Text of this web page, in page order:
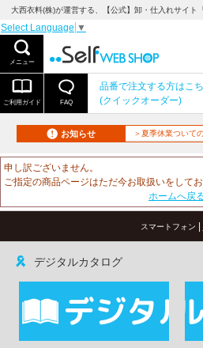
大西衣料(株)が運営する、【公式】卸・仕入れサイト
Select Language ▼
メニュー
ご利用ガイド FAQ
品番で注文する方はこ
(クイックオーダー)
お知らせ ＞夏季休業ついて
申し訳ございません。
ご指定の商品ページはただ今お取扱いをしてお
ホームへ戻
スマートフォン |
デジタルカタログ